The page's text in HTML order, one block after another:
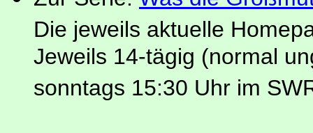
Die jeweils aktuelle
Jeweils 14-tägig (normal
sonntags 15:30 Uhr im